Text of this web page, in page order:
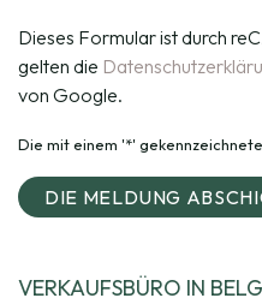
Dieses Formular ist durch
gelten die
von Google.
Die mit einem '*'
DIE MELDUNG
VERKAUFSBÜRO IN